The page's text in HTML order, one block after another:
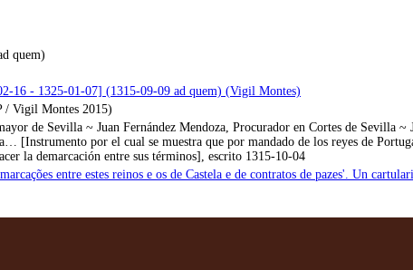
quem)
16 - 1325-01-07] (1315-09-09 ad quem) (Vigil Montes)
/ Vigil Montes 2015)
de Sevilla ~ Juan Fernández Mendoza, Procurador en Cortes de Sevilla
[Instrumento por el cual se muestra que por mandado de los reyes de
la demarcación entre sus términos], escrito 1315-10-04
entre estes reinos e os de Castela e de contratos de pazes'. Un